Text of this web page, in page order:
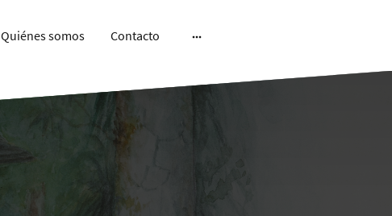
Quiénes somos Contacto